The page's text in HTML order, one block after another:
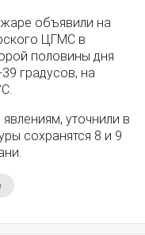
объявили на
ЦГМС в
половины дня
градусов, на
уточнили в
сохранятся 8 и 9